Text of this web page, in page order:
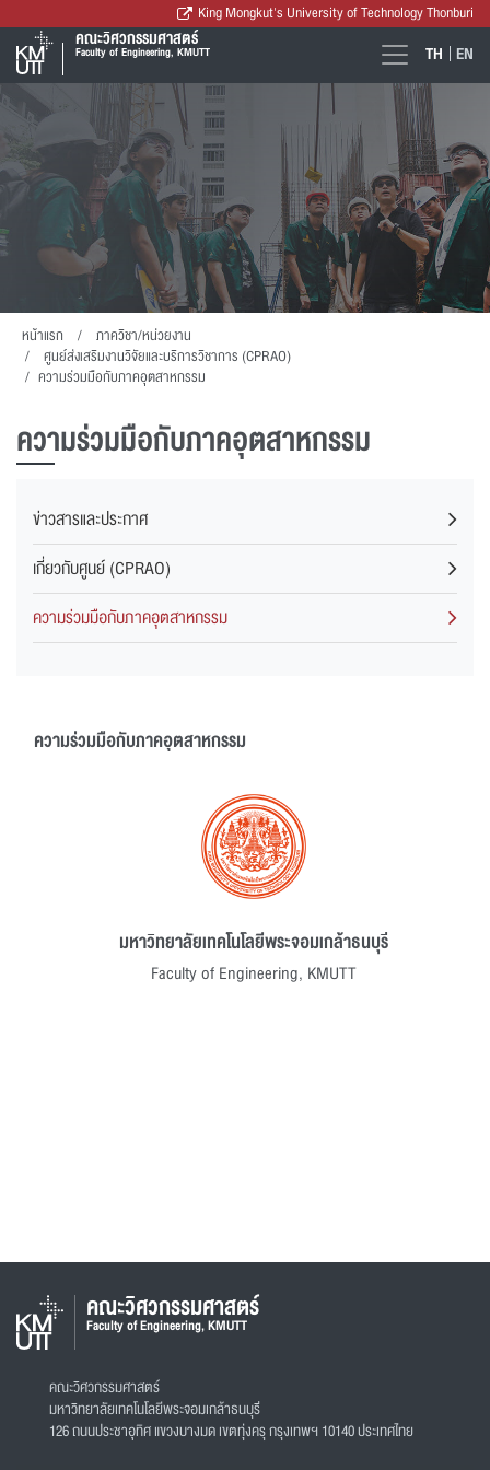
King Mongkut's University of Technology Thonburi
คณะวิศวกรรมศาสตร์
Faculty of Engineering, KMUTT TH EN
หน้าแรก
ภาควิชา/หน่วยงาน
ศูนย์ส่งเสริมงานวิจัยและบริการวิชาการ (CPRAO)
ความร่วมมือกับภาคอุตสาหกรรม
ความร่วมมือกับภาคอุตสาหกรรม
ข่าวสารและประกาศ
เกี่ยวกับศูนย์ (CPRAO)
ความร่วมมือกับภาคอุตสาหกรรม
ความร่วมมือกับภาคอุตสาหกรรม
มหาวิทยาลัยเทคโนโลยีพระจอมเกล้าธนบุรี
Faculty of Engineering, KMUTT
คณะวิศวกรรมศาสตร์
Faculty of Engineering, KMUTT
คณะวิศวกรรมศาสตร์
มหาวิทยาลัยเทคโนโลยีพระจอมเกล้าธนบุรี
126 ถนนประชาอุทิศ แขวงบางมด เขตทุ่งครุ กรุงเทพฯ 10140 ประเทศไทย